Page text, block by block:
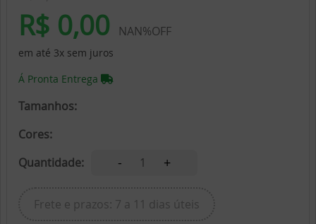
R$ 0,00 NAN%OFF
em até 3x sem juros
Á Pronta Entrega
Tamanhos:
Cores:
Quantidade:
- 1 +
Frete e prazos: 7 a 11 dias úteis